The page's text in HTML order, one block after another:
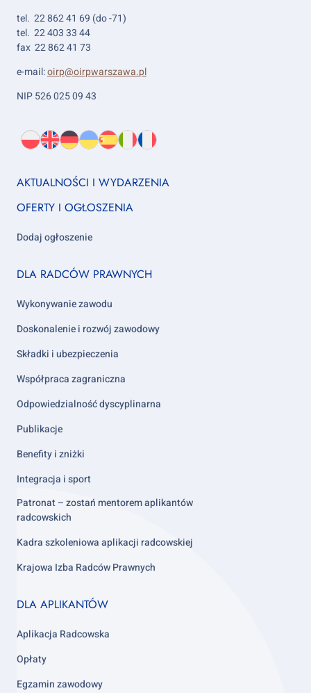
tel. 22 862 41 69 (do -71)
tel. 22 403 33 44
fax 22 862 41 73
e-mail:oirp@oirpwarszawa.pl
NIP 526 025 09 43
Wybierz
język:
PL
O
EN
About
DE
About
UK
About
ES
About
IT
About
FR
About
Footer
1
AKTUALNOŚCI I WYDARZENIA
OFERTY I OGŁOSZENIA
Dodaj ogłoszenie
Footer
2
DLA RADCÓW PRAWNYCH
Wykonywanie zawodu
Doskonalenie i rozwój zawodowy
Składki i ubezpieczenia
Współpraca zagraniczna
Odpowiedzialność dyscyplinarna
Publikacje
Benefity i zniżki
Integracja i sport
Patronat – zostań mentorem aplikantów
radcowskich
Kadra szkoleniowa aplikacji radcowskiej
Krajowa Izba Radców Prawnych
Footer
3
DLA APLIKANTÓW
Aplikacja Radcowska
Opłaty
Egzamin zawodowy